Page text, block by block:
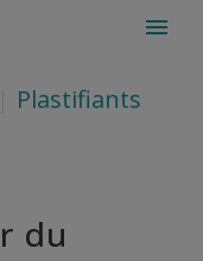
Plastifiants
du